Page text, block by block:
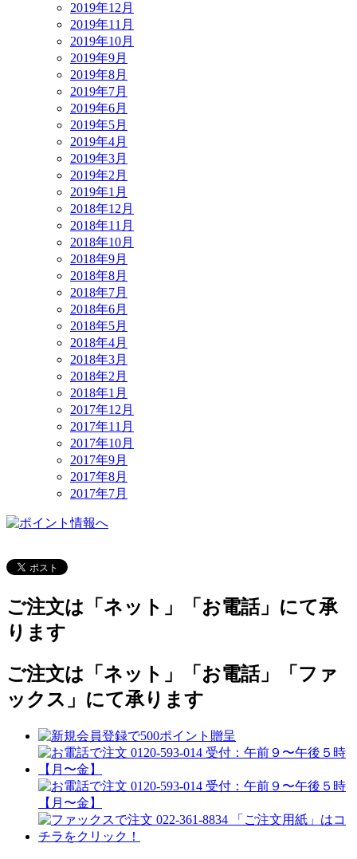
2019年12月
2019年11月
2019年10月
2019年9月
2019年8月
2019年7月
2019年6月
2019年5月
2019年4月
2019年3月
2019年2月
2019年1月
2018年12月
2018年11月
2018年10月
2018年9月
2018年8月
2018年7月
2018年6月
2018年5月
2018年4月
2018年3月
2018年2月
2018年1月
2017年12月
2017年11月
2017年10月
2017年9月
2017年8月
2017年7月
ご注文は「ネット」「お電話」にて承
ります
ご注文は「ネット」「お電話」「ファ
ックス」にて承ります